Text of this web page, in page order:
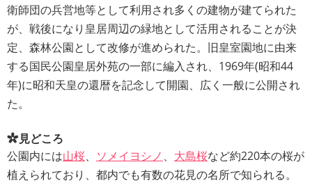
衛師団の兵営地等として利用され多くの建物が建てられた
が、戦後になり皇居周辺の緑地として活用されることが決
定、森林公園として改修が進められた。旧皇室園地に由来
する国民公園皇居外苑の一部に編入され、1969年(昭和44
年)に昭和天皇の還暦を記念して開園、広く一般に公開され
た。
見どころ
公園内には山桜、 ソメイヨシノ 、 大島桜など約220本の桜が
植えられており、都内でも有数の花見の名所で知られる。